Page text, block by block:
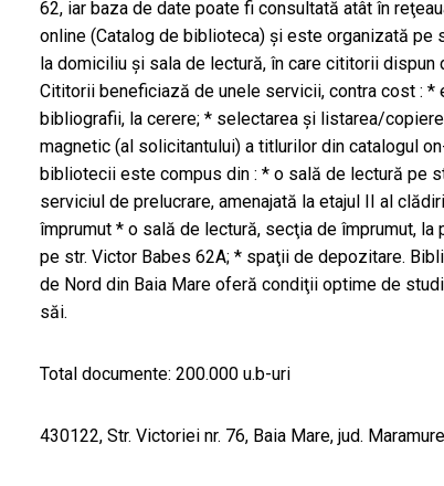
62, iar baza de date poate fi consultată atât în
online (Catalog de biblioteca) şi este organizată pe
la domiciliu şi sala de lectură, în care cititorii dispun
Cititorii beneficiază de unele servicii, contra cost : *
bibliografii, la cerere; * selectarea şi listarea/
magnetic (al solicitantului) a titlurilor din catalogul
bibliotecii este compus din : * o sală de lectură pe
serviciul de prelucrare, amenajată la etajul II al
împrumut * o sală de lectură, secţia de împrumut, la
pe str. Victor Babes 62A; * spaţii de depozitare.
de Nord din Baia Mare oferă condiţii optime de
săi.
Total documente: 200.000 u.b-uri
430122, Str. Victoriei nr. 76, Baia Mare, jud.